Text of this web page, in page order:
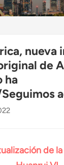
Türkçe
nueva
de
ha
de